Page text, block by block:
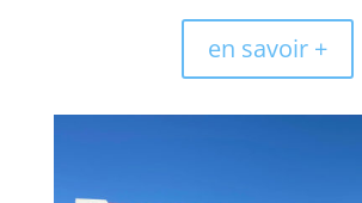
en savoir +